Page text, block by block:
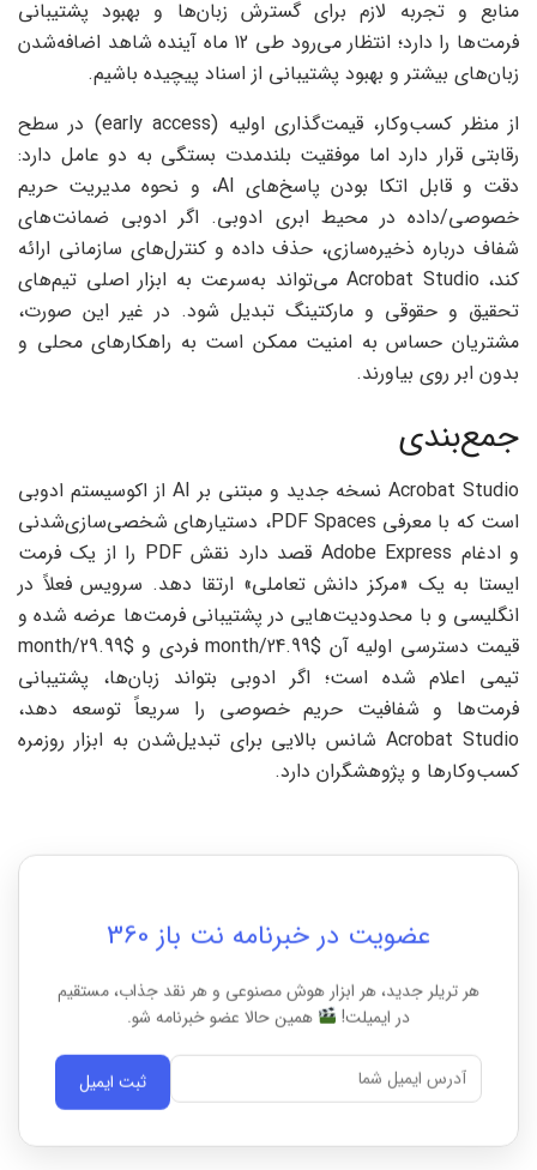
منابع و تجربه لازم برای گسترش زبان‌ها و بهبود پشتیبانی
فرمت‌ها را دارد؛ انتظار می‌رود طی 12 ماه آینده شاهد اضافه‌شدن
زبان‌های بیشتر و بهبود پشتیبانی از اسناد پیچیده باشیم.
از منظر کسب‌وکار، قیمت‌گذاری اولیه (early access) در سطح
رقابتی قرار دارد اما موفقیت بلندمدت بستگی به دو عامل دارد:
دقت و قابل اتکا بودن پاسخ‌های AI، و نحوه مدیریت حریم
خصوصی/داده در محیط ابری ادوبی. اگر ادوبی ضمانت‌های
شفاف درباره ذخیره‌سازی، حذف داده و کنترل‌های سازمانی ارائه
کند، Acrobat Studio می‌تواند به‌سرعت به ابزار اصلی تیم‌های
تحقیق و حقوقی و مارکتینگ تبدیل شود. در غیر این صورت،
مشتریان حساس به امنیت ممکن است به راهکارهای محلی و
بدون ابر روی بیاورند.
جمع‌بندی
Acrobat Studio نسخه جدید و مبتنی بر AI از اکوسیستم ادوبی
است که با معرفی PDF Spaces، دستیارهای شخصی‌سازی‌شدنی
و ادغام Adobe Express قصد دارد نقش PDF را از یک فرمت
ایستا به یک «مرکز دانش تعاملی» ارتقا دهد. سرویس فعلاً در
انگلیسی و با محدودیت‌هایی در پشتیبانی فرمت‌ها عرضه شده و
قیمت دسترسی اولیه آن $24.99/month فردی و $29.99/month
تیمی اعلام شده است؛ اگر ادوبی بتواند زبان‌ها، پشتیبانی
فرمت‌ها و شفافیت حریم خصوصی را سریعاً توسعه دهد،
Acrobat Studio شانس بالایی برای تبدیل‌شدن به ابزار روزمره
کسب‌وکارها و پژوهشگران دارد.
عضویت در خبرنامه نت باز 360
هر تریلر جدید، هر ابزار هوش مصنوعی و هر نقد جذاب، مستقیم
در ایمیلت!
همین حالا عضو خبرنامه شو.
ثبت ایمیل